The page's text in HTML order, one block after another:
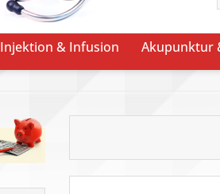
Injektion & Infusion Akupunktur